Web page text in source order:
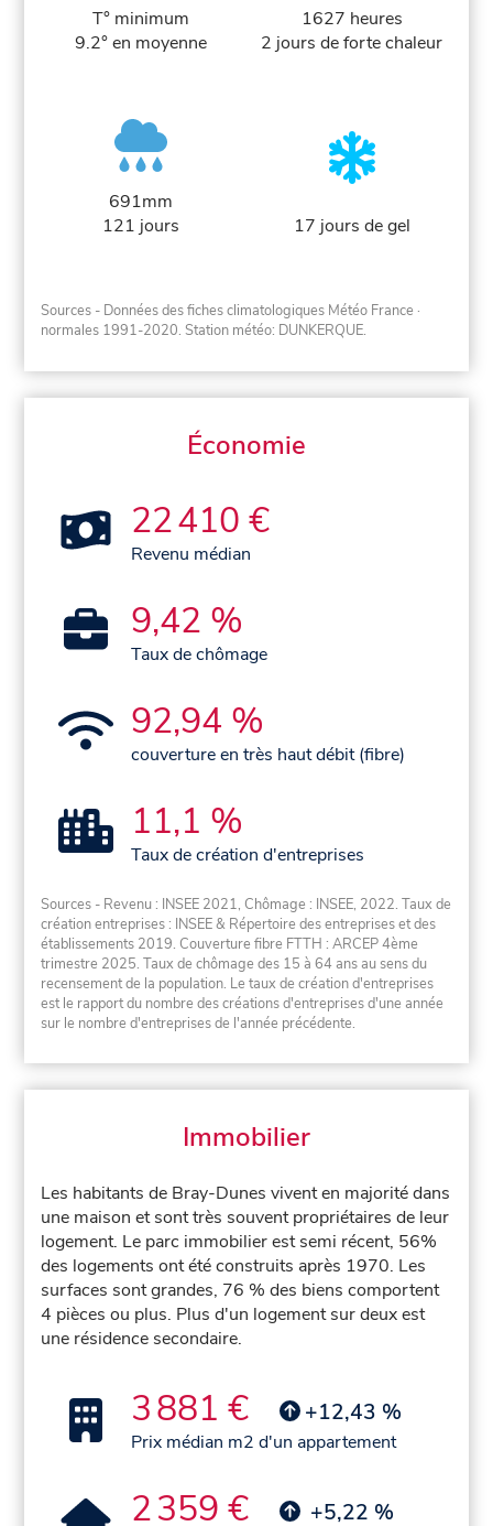
T° minimum
9.2° en moyenne
1627 heures
2 jours de forte chaleur
691mm
121 jours
17 jours de gel
Sources - Données des fiches climatologiques Météo France ·
normales 1991-2020. Station météo: DUNKERQUE.
Économie
22 410 €
Revenu médian
9,42 %
Taux de chômage
92,94 %
couverture en très haut débit (fibre)
11,1 %
Taux de création d'entreprises
Sources - Revenu : INSEE 2021, Chômage : INSEE, 2022. Taux de
création entreprises : INSEE & Répertoire des entreprises et des
établissements 2019. Couverture fibre FTTH : ARCEP 4ème
trimestre 2025. Taux de chômage des 15 à 64 ans au sens du
recensement de la population. Le taux de création d'entreprises
est le rapport du nombre des créations d'entreprises d'une année
sur le nombre d'entreprises de l'année précédente.
Immobilier
Les habitants de Bray-Dunes vivent en majorité dans
une maison et sont très souvent propriétaires de leur
logement. Le parc immobilier est semi récent, 56%
des logements ont été construits après 1970. Les
surfaces sont grandes, 76 % des biens comportent
4 pièces ou plus. Plus d'un logement sur deux est
une résidence secondaire.
3 881 € +12,43 %
Prix médian m2 d'un appartement
2 359 € +5,22 %